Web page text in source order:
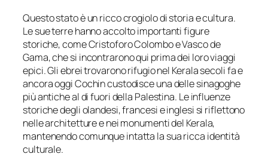
Questo stato è un ricco crogiolo di storia e cultura.
Le sue terre hanno accolto importanti figure
storiche, come Cristoforo Colombo e Vasco de
Gama, che si incontrarono qui prima dei loro viaggi
epici. Gli ebrei trovarono rifugio nel Kerala secoli fa e
ancora oggi Cochin custodisce una delle sinagoghe
più antiche al di fuori della Palestina. Le influenze
storiche degli olandesi, francesi e inglesi si riflettono
nelle architetture e nei monumenti del Kerala,
mantenendo comunque intatta la sua ricca identità
culturale.